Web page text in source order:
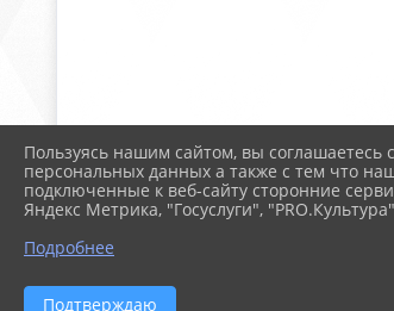
Пользуясь нашим сайтом, вы соглашаетесь
персональных данных а также с тем что
подключенные к веб-сайту сторонние
Яндекс Метрика, "Госуслуги",
Подробнее
Подтверждаю